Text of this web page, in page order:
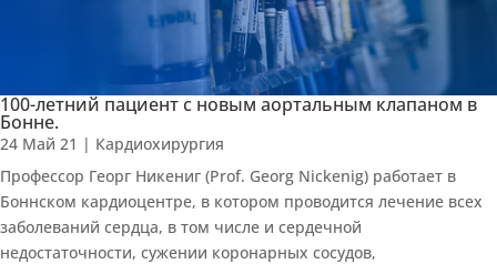
100-летний пациент с новым аортальным клапаном в
Бонне.
24 Май 21 | Кардиохирургия
Профессор Георг Никениг (Prof. Georg Nickenig) работает в
Боннском кардиоцентре, в котором проводится лечение всех
заболеваний сердца, в том числе и сердечной
недостаточности, сужении коронарных сосудов,